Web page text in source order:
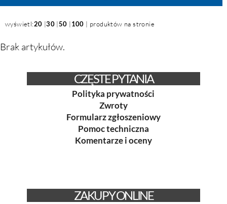
wyświetl:20 |30 |50 |100 | produktów na stronie
Brak artykułów.
CZĘSTE PYTANIA
Polityka prywatności
Zwroty
Formularz zgłoszeniowy
Pomoc techniczna
Komentarze i oceny
ZAKUPY ONLINE